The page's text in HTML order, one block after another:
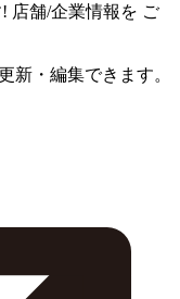
店舗/企業情報を ご
新・編集できます。